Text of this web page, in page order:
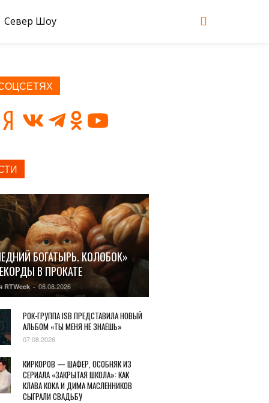
Север Шоу
БОГАТЫРЬ. КОЛОБОК»
В ПРОКАТЕ
RTWeek - 08.08.2026
РОК-ГРУППА ISB ПРЕДСТАВИЛА НОВЫЙ
АЛЬБОМ «ТЫ МЕНЯ НЕ ЗНАЕШЬ»
07.08.2026
КИРКОРОВ — ШАФЕР, ОСОБНЯК ИЗ
СЕРИАЛА «ЗАКРЫТАЯ ШКОЛА»: КАК
КЛАВА КОКА И ДИМА МАСЛЕННИКОВ
СЫГРАЛИ СВАДЬБУ